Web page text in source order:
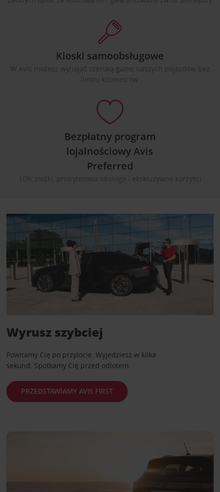
Kioski samoobsługowe
W Avis możesz wynająć szeroką gamę naszych pojazdów bez
limitu kilometrów.
Bezpłatny program
lojalnościowy Avis
Preferred
10% zniżki, priorytetowa obsługa i ekskluzywne korzyści
Wyrusz szybciej
Powitamy Cię po przylocie. Wyjedziesz w kilka
sekund. Spotkamy Cię przed odlotem.
PRZEDSTAWIAMY AVIS FIRST